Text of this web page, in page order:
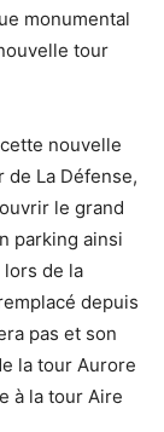
monumental
tour
nouvelle
de La Défense,
le grand
parking ainsi
de la
depuis
pas et son
la tour Aurore
à la tour Aire